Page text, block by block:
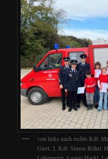
von links nach rechts Kdt.
Gierl, 2. Kdt. Simon Röhrl,